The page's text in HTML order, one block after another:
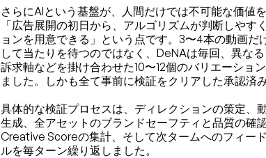
さらにAIという基盤が、人間だけでは不可能な価値
「広告展開の初日から、アルゴリズムが判断しやす
ョンを用意できる」という点です。3〜4本の動画だ
して当たりを待つのではなく、DeNAは毎回、異なる
訴求軸などを掛け合わせた10〜12個のバリエーショ
ました。しかも全て事前に検証をクリアした承認済
具体的な検証プロセスは、ディレクションの策定、
生成、全アセットのブランドセーフティと品質の確
Creative Scoreの集計、そして次タームへのフィー
ルを毎ターン繰り返しました。